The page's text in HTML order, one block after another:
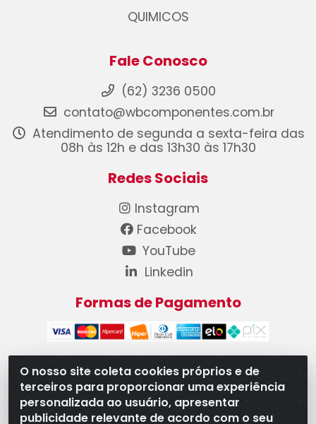
O nosso site coleta cookies próprios e de
terceiros para proporcionar uma experiência
personalizada ao usuário, apresentar
publicidade relevante de acordo com o seu
QUIMICOS
Fale Conosco
(62) 3236 0500
contato@wbcomponentes.com.br
Atendimento de segunda a sexta-feira das
08h às 12h e das 13h30 às 17h30
Redes Sociais
Instagram
Facebook
YouTube
Linkedin
Formas de Pagamento
WB Componentes Automotivos LTDA - CNPJ
08.528.393/0001-12 - Rua do Níquel, 667 - Parque
Oeste Industrial, Goiânia/GO - CEP 74375-660